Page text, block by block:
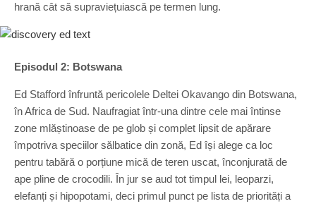
hrană cât să supraviețuiască pe termen lung.
Episodul 2: Botswana
Ed Stafford înfruntă pericolele Deltei Okavango din Botswana,
în Africa de Sud. Naufragiat într-una dintre cele mai întinse
zone mlăștinoase de pe glob și complet lipsit de apărare
împotriva speciilor sălbatice din zonă, Ed își alege ca loc
pentru tabără o porțiune mică de teren uscat, înconjurată de
ape pline de crocodili. În jur se aud tot timpul lei, leoparzi,
elefanți și hipopotami, deci primul punct pe lista de priorități a